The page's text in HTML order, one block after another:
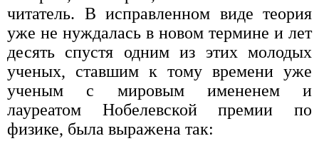
читатель. В исправленном виде теория
уже не нуждалась в новом термине и лет
десять спустя одним из этих молодых
ученых, ставшим к тому времени уже
ученым с мировым имененем и
лауреатом Нобелевской премии по
физике, была выражена так: